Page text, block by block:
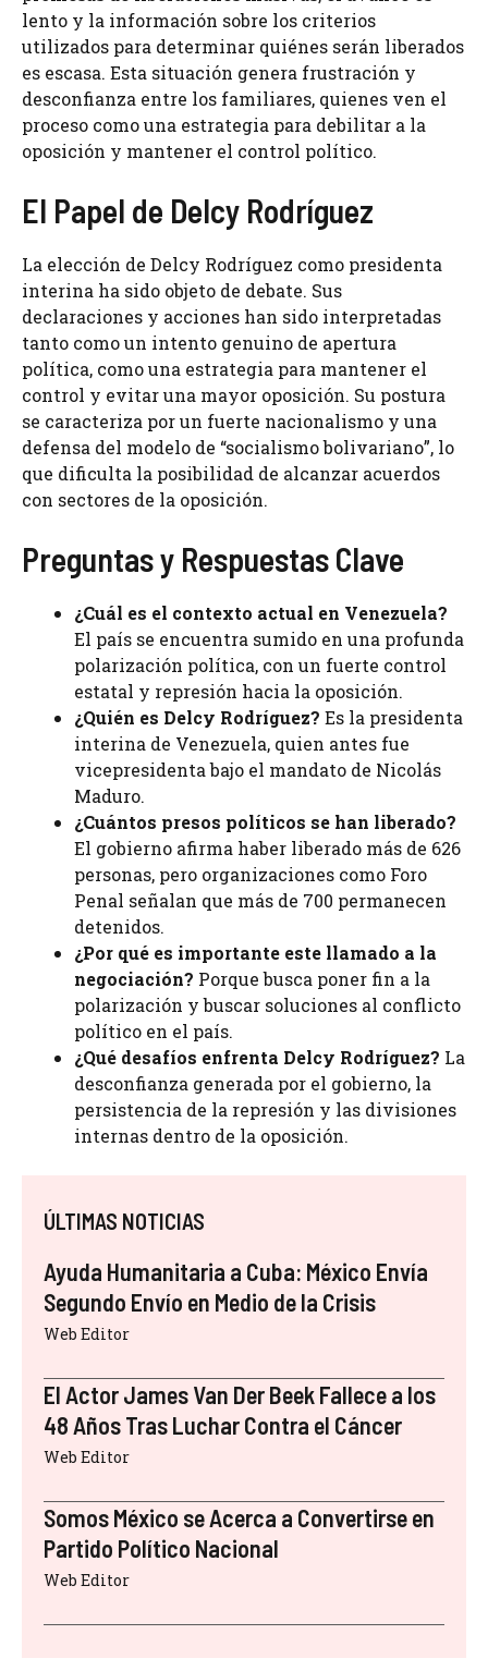
lento y la información sobre los criterios
utilizados para determinar quiénes serán liberados
es escasa. Esta situación genera frustración y
desconfianza entre los familiares, quienes ven el
proceso como una estrategia para debilitar a la
oposición y mantener el control político.
El Papel de Delcy Rodríguez
La elección de Delcy Rodríguez como presidenta
interina ha sido objeto de debate. Sus
declaraciones y acciones han sido interpretadas
tanto como un intento genuino de apertura
política, como una estrategia para mantener el
control y evitar una mayor oposición. Su postura
se caracteriza por un fuerte nacionalismo y una
defensa del modelo de “socialismo bolivariano”, lo
que dificulta la posibilidad de alcanzar acuerdos
con sectores de la oposición.
Preguntas y Respuestas Clave
¿Cuál es el contexto actual en Venezuela?
El país se encuentra sumido en una profunda
polarización política, con un fuerte control
estatal y represión hacia la oposición.
¿Quién es Delcy Rodríguez? Es la presidenta
interina de Venezuela, quien antes fue
vicepresidenta bajo el mandato de Nicolás
Maduro.
¿Cuántos presos políticos se han liberado?
El gobierno afirma haber liberado más de 626
personas, pero organizaciones como Foro
Penal señalan que más de 700 permanecen
detenidos.
¿Por qué es importante este llamado a la
negociación? Porque busca poner fin a la
polarización y buscar soluciones al conflicto
político en el país.
¿Qué desafíos enfrenta Delcy Rodríguez? La
desconfianza generada por el gobierno, la
persistencia de la represión y las divisiones
internas dentro de la oposición.
ÚLTIMAS NOTICIAS
Ayuda Humanitaria a Cuba: México Envía
Segundo Envío en Medio de la Crisis
Web Editor
El Actor James Van Der Beek Fallece a los
48 Años Tras Luchar Contra el Cáncer
Web Editor
Somos México se Acerca a Convertirse en
Partido Político Nacional
Web Editor